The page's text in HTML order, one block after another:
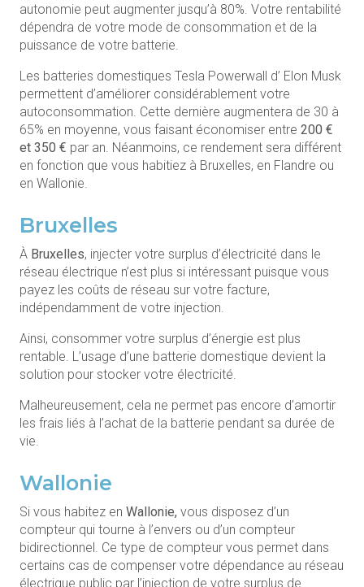
autonomie peut augmenter jusqu’à 80%. Votre rentabilité
dépendra de votre mode de consommation et de la
puissance de votre batterie.
Les batteries domestiques Tesla Powerwall d’ Elon Musk
permettent d’améliorer considérablement votre
autoconsommation. Cette dernière augmentera de 30 à
65% en moyenne, vous faisant économiser entre 200 €
et 350 € par an. Néanmoins, ce rendement sera différent
en fonction que vous habitiez à Bruxelles, en Flandre ou
en Wallonie.
Bruxelles
À Bruxelles, injecter votre surplus d’électricité dans le
réseau électrique n’est plus si intéressant puisque vous
payez les coûts de réseau sur votre facture,
indépendamment de votre injection.
Ainsi, consommer votre surplus d’énergie est plus
rentable. L’usage d’une batterie domestique devient la
solution pour stocker votre électricité.
Malheureusement, cela ne permet pas encore d’amortir
les frais liés à l’achat de la batterie pendant sa durée de
vie.
Wallonie
Si vous habitez en Wallonie, vous disposez d’un
compteur qui tourne à l’envers ou d’un compteur
bidirectionnel. Ce type de compteur vous permet dans
certains cas de compenser votre dépendance au réseau
électrique public par l’injection de votre surplus de